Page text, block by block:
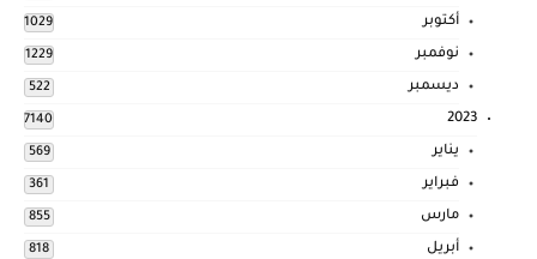
أكتوبر 1029
نوفمبر 1229
ديسمبر 522
2023
7140
يناير 569
فبراير 361
مارس 855
أبريل 818